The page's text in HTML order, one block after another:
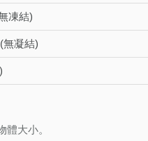
凍結)
無凝結)
大小。